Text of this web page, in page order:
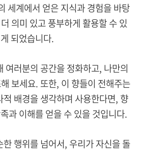
세계에서 얻은 지식과 경험을 바탕
의미 있고 풍부하게 활용할 수 있
게 되었습니다.
여러분의 공간을 정화하고, 나만의
보세요. 또한, 이 향들이 전해주는
배경을 생각하며 사용한다면, 향
과 이해를 얻을 수 있을 것입니다.
행위를 넘어서, 우리가 자신을 돌